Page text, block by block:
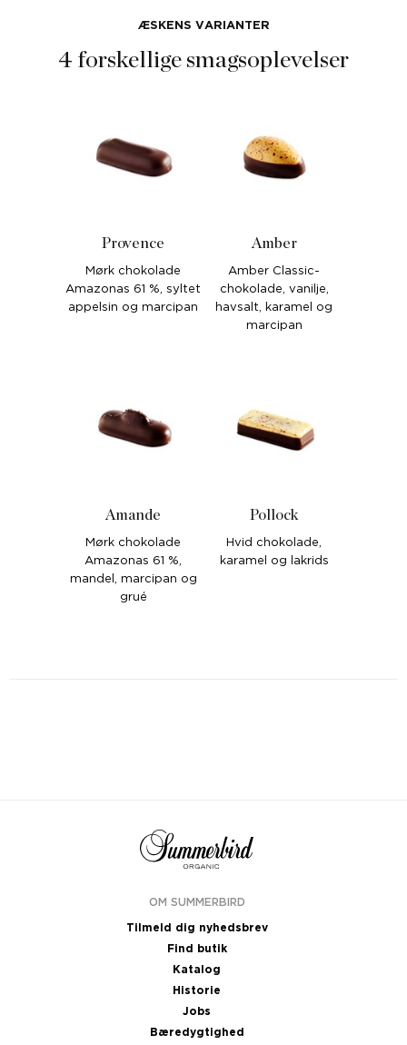
ÆSKENS VARIANTER
4 forskellige smagsoplevelser
Provence
Mørk chokolade
Amazonas 61 %, syltet
appelsin og marcipan
Amber
Amber Classic-
chokolade, vanilje,
havsalt, karamel og
marcipan
Amande
Mørk chokolade
Amazonas 61 %,
mandel, marcipan og
grué
Pollock
Hvid chokolade,
karamel og lakrids
OM SUMMERBIRD
Tilmeld dig nyhedsbrev
Find butik
Katalog
Historie
Jobs
Bæredygtighed